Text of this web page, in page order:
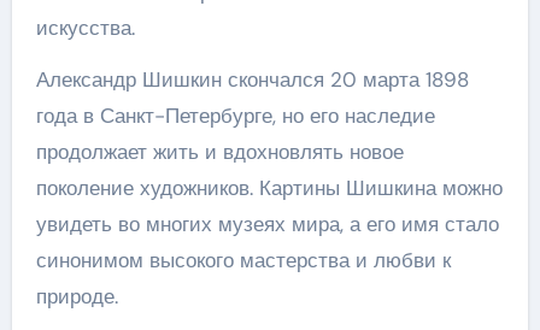
искусства.
Александр Шишкин скончался 20 марта 1898
года в Санкт-Петербурге, но его наследие
продолжает жить и вдохновлять новое
поколение художников. Картины Шишкина можно
увидеть во многих музеях мира, а его имя стало
синонимом высокого мастерства и любви к
природе.